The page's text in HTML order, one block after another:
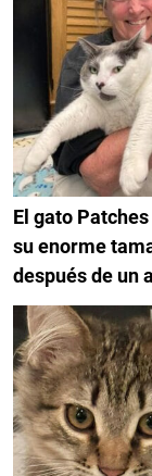
El gato
su enorme
después de un